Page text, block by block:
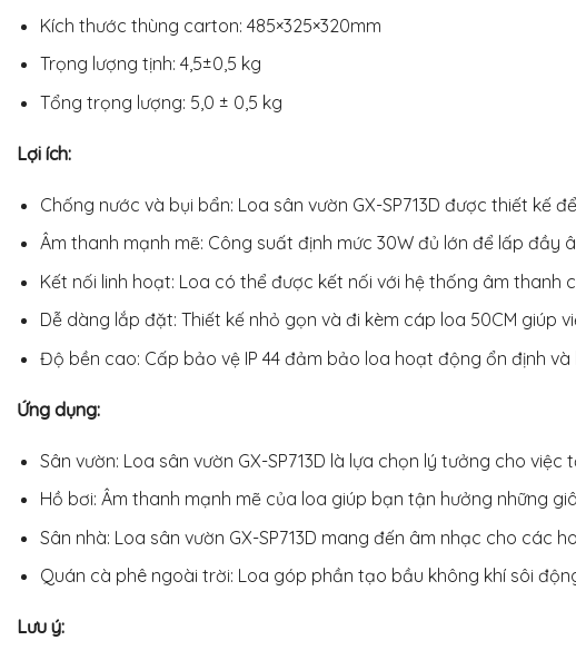
Kích thước thùng carton: 485×325×320mm
Trọng lượng tịnh: 4,5±0,5 kg
Tổng trọng lượng: 5,0 ± 0,5 kg
Lợi ích:
Chống nước và bụi bẩn: Loa sân vườn GX-SP713D được thiết
Âm thanh mạnh mẽ: Công suất định mức 30W đủ lớn để lấp
Kết nối linh hoạt: Loa có thể được kết nối với hệ thống âm
Dễ dàng lắp đặt: Thiết kế nhỏ gọn và đi kèm cáp loa 50CM giúp
Độ bền cao: Cấp bảo vệ IP 44 đảm bảo loa hoạt động ổn định
Ứng dụng:
Sân vườn: Loa sân vườn GX-SP713D là lựa chọn lý tưởng cho
Hồ bơi: Âm thanh mạnh mẽ của loa giúp bạn tận hưởng những
Sân nhà: Loa sân vườn GX-SP713D mang đến âm nhạc cho các
Quán cà phê ngoài trời: Loa góp phần tạo bầu không khí sôi
Lưu ý: